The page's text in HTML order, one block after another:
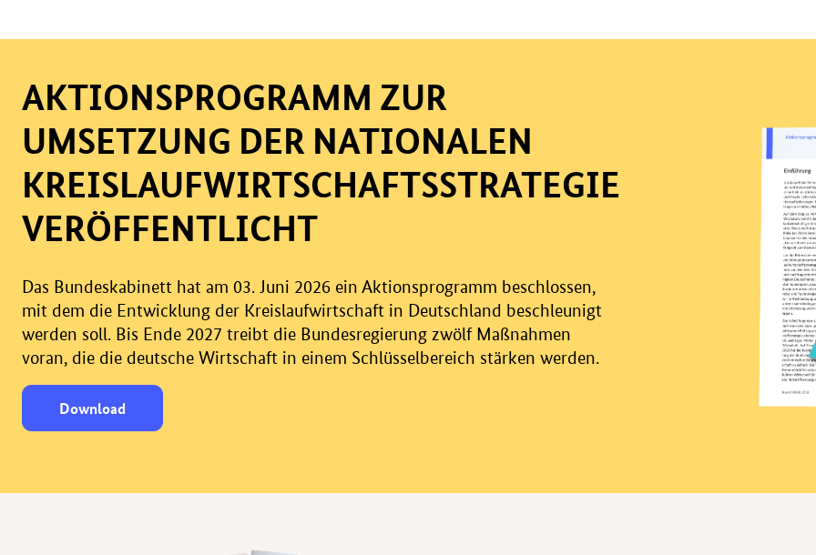
AKTIONSPROGRAMM ZUR
UMSETZUNG DER NATIONALEN
KREISLAUFWIRTSCHAFTSSTRATEGIE
VERÖFFENTLICHT
Das Bundeskabinett hat am 03. Juni 2026 ein Aktionsprogramm beschlossen,
mit dem die Entwicklung der Kreislaufwirtschaft in Deutschland beschleunigt
werden soll. Bis Ende 2027 treibt die Bundesregierung zwölf Maßnahmen
voran, die die deutsche Wirtschaft in einem Schlüsselbereich stärken werden.
Download